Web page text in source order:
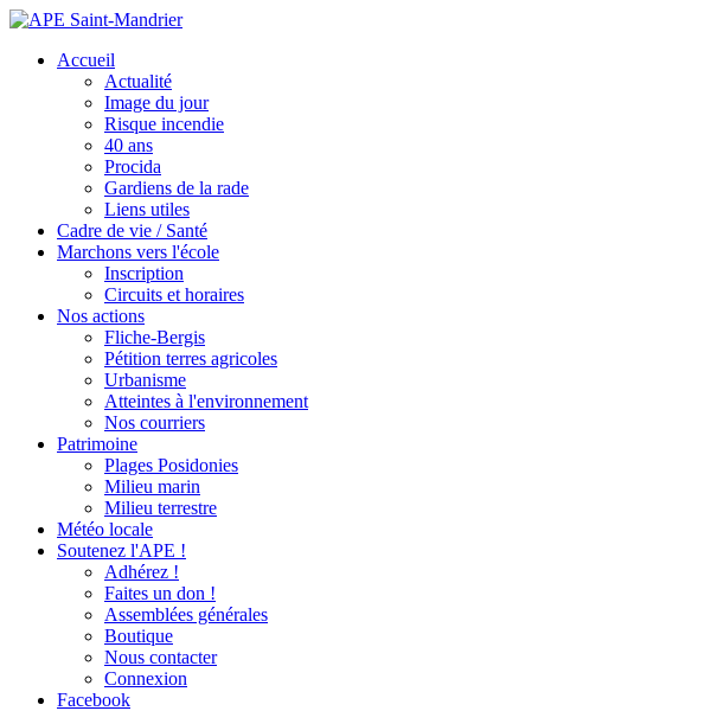
Accueil
Actualité
Image du jour
Risque incendie
40 ans
Procida
Gardiens de la rade
Liens utiles
Cadre de vie / Santé
Marchons vers l'école
Inscription
Circuits et horaires
Nos actions
Fliche-Bergis
Pétition terres agricoles
Urbanisme
Atteintes à l'environnement
Nos courriers
Patrimoine
Plages Posidonies
Milieu marin
Milieu terrestre
Météo locale
Soutenez l'APE !
Adhérez !
Faites un don !
Assemblées générales
Boutique
Nous contacter
Connexion
Facebook